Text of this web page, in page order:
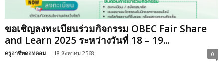
ขอเชิญลงทะเบียนร่วมกิจกรรม OBEC Fair Share
and Learn 2025 ระหว่างวันที่ 18 – 19...
ครูอาชีพดอทคอม - 18 สิงหาคม 2568 0